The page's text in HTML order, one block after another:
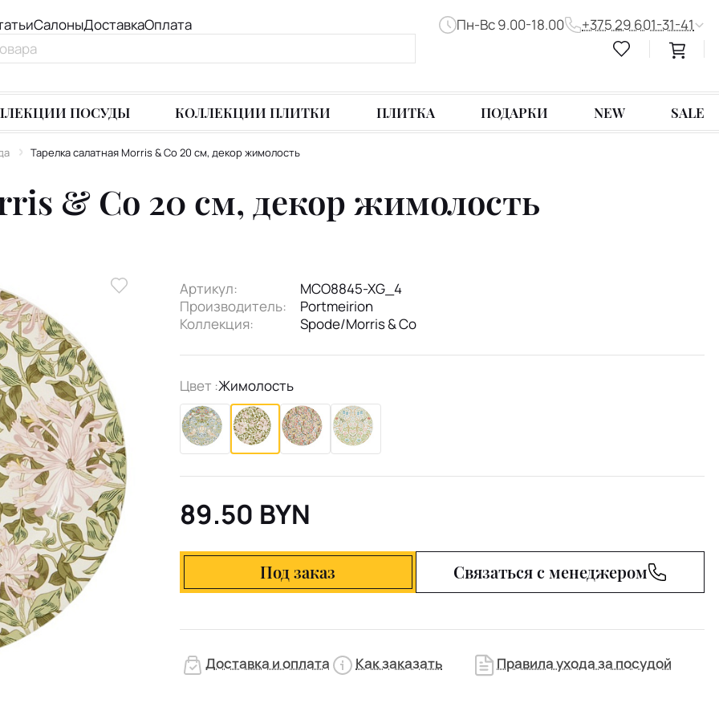
СалоныДоставкаОплата Пн-Вс 9.00-18.00 +375 29 601-31-41
ПОСУДЫ КОЛЛЕКЦИИ ПЛИТКИ ПЛИТКА ПОДАРКИ NEW SALE
Тарелка салатная Morris & Co 20 см, декор жимолость
& Co 20 см, декор жимолость
Артикул:
MCO8845-XG_4
Производитель:
Portmeirion
Коллекция:
Spode/Morris & Co
Цвет :Жимолость
89.50 BYN
Под заказ Связаться с менеджером
Доставка и оплата Как заказать Правила ухода за посудой